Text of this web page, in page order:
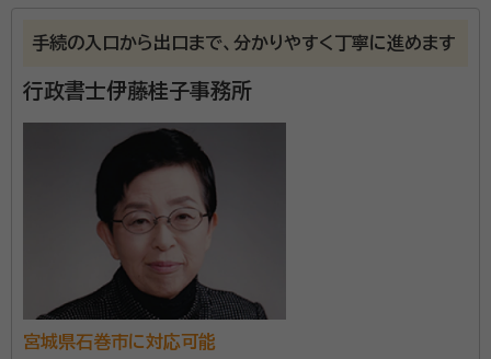
菊地 智志（きくち さとし） 行政書士
相続人調査、遺産分割協議書の作成、相続関係図を中心
に行っています。
行政書士
宮城県行政書士会
手続の入口から出口まで、分かりやすく丁寧に進めます
行政書士伊藤桂子事務所
宮城県石巻市に対応可能